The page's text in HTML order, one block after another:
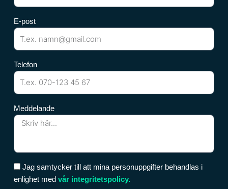
E-post
Telefon
Meddelande
Jag samtycker till att mina personuppgifter behandlas i
enlighet med vår integritetspolicy.